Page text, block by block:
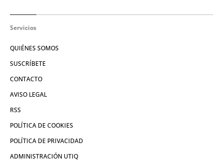
Servicios
QUIÉNES SOMOS
SUSCRÍBETE
CONTACTO
AVISO LEGAL
RSS
POLÍTICA DE COOKIES
POLÍTICA DE PRIVACIDAD
ADMINISTRACIÓN UTIQ